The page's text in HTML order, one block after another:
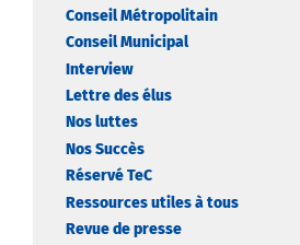
Conseil Métropolitain
Conseil Municipal
Interview
Lettre des élus
Nos luttes
Nos Succès
Réservé TeC
Ressources utiles à tous
Revue de presse